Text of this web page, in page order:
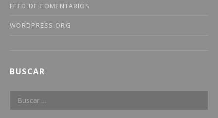
FEED DE COMENTARIOS
WORDPRESS.ORG
BUSCAR
Buscar: